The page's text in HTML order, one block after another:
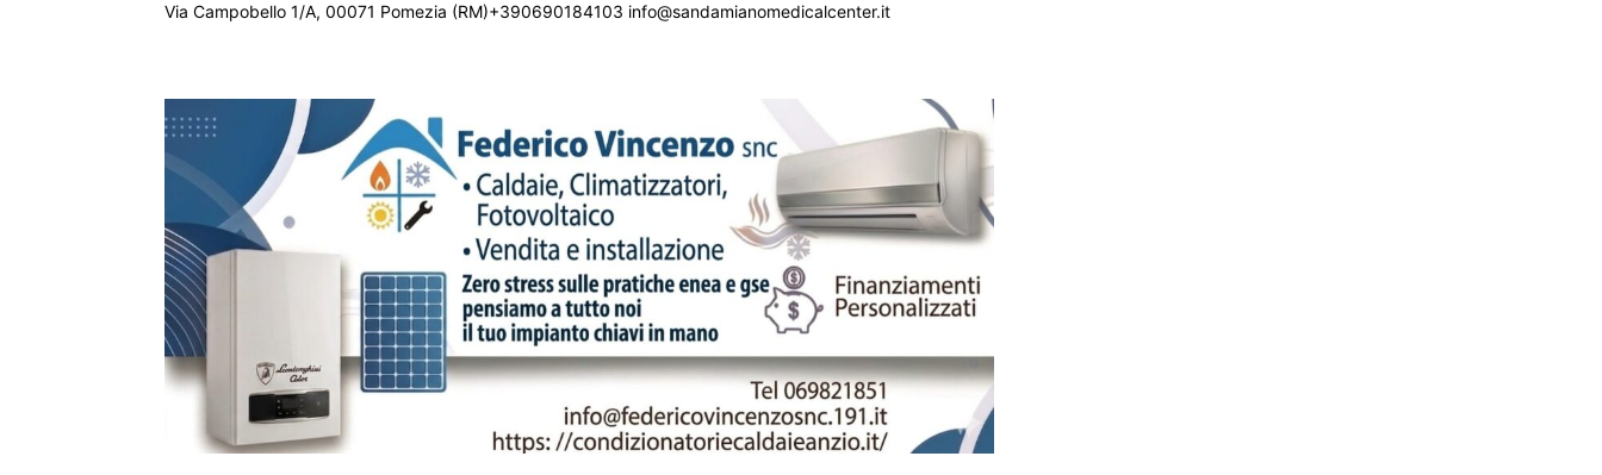
Via Campobello 1/A, 00071 Pomezia (RM)+390690184103 info@sandamianomedicalcenter.it